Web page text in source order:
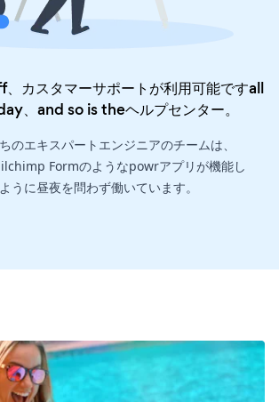
カスタマーサポートが利用可能ですall
、and so is theヘルプセンター。
のエキスパートエンジニアのチームは、
Formのようなpowrアプリが機能し
うに昼夜を問わず働いています。